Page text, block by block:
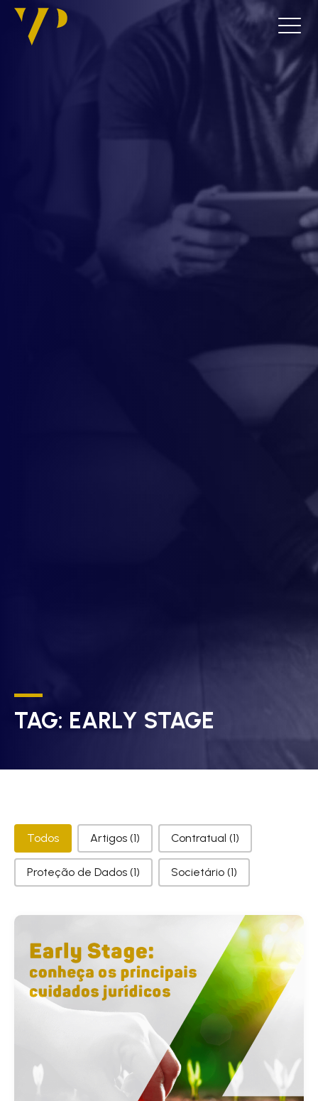
TAG: EARLY STAGE
Categorias
Todos Artigos (1) Contratual (1)
Proteção de Dados (1) Societário (1)